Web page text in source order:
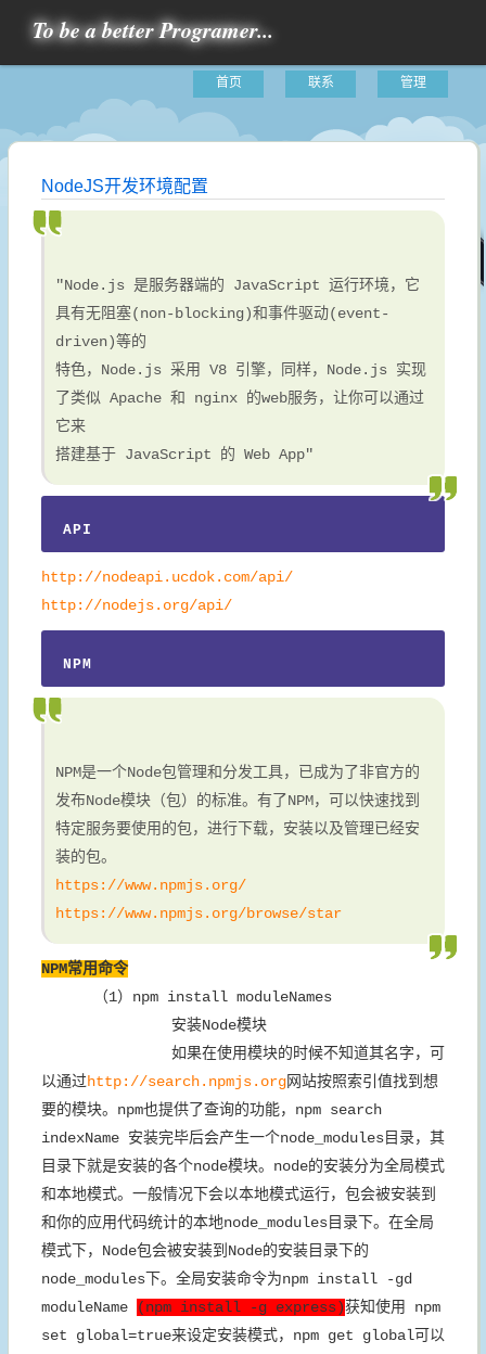
To be a better Programer...
首页 联系 管理
NodeJS开发环境配置
"Node.js 是服务器端的 JavaScript 运行环境，它
具有无阻塞(non-blocking)和事件驱动(event-
driven)等的
特色，Node.js 采用 V8 引擎，同样，Node.js 实现
了类似 Apache 和 nginx 的web服务，让你可以通过
它来
搭建基于 JavaScript 的 Web App"
API
http://nodeapi.ucdok.com/api/
http://nodejs.org/api/
NPM
NPM是一个Node包管理和分发工具，已成为了非官方的
发布Node模块（包）的标准。有了NPM，可以快速找到
特定服务要使用的包，进行下载，安装以及管理已经安
装的包。
https://www.npmjs.org/
https://www.npmjs.org/browse/star
NPM常用命令
（1）npm install moduleNames
安装Node模块
如果在使用模块的时候不知道其名字，可
以通过http://search.npmjs.org网站按照索引值找到想
要的模块。npm也提供了查询的功能，npm search
indexName 安装完毕后会产生一个node_modules目录，其
目录下就是安装的各个node模块。node的安装分为全局模式
和本地模式。一般情况下会以本地模式运行，包会被安装到
和你的应用代码统计的本地node_modules目录下。在全局
模式下，Node包会被安装到Node的安装目录下的
node_modules下。全局安装命令为npm install -gd
moduleName
(npm install -g express)获知使用 npm
set global=true来设定安装模式，npm get global可以